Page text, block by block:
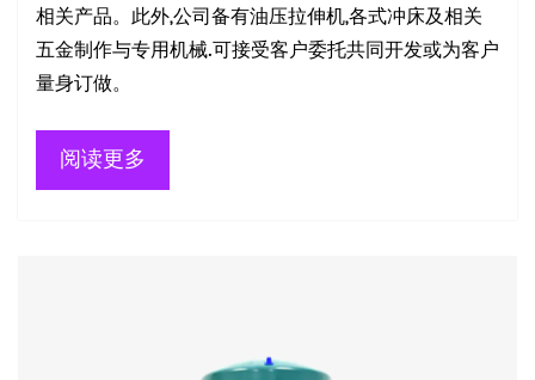
相关产品。此外,公司备有油压拉伸机,各式冲床及相关
五金制作与专用机械.可接受客户委托共同开发或为客户
量身订做。
阅读更多